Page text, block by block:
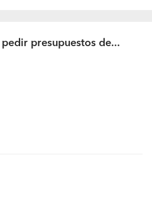
presupuestos de...